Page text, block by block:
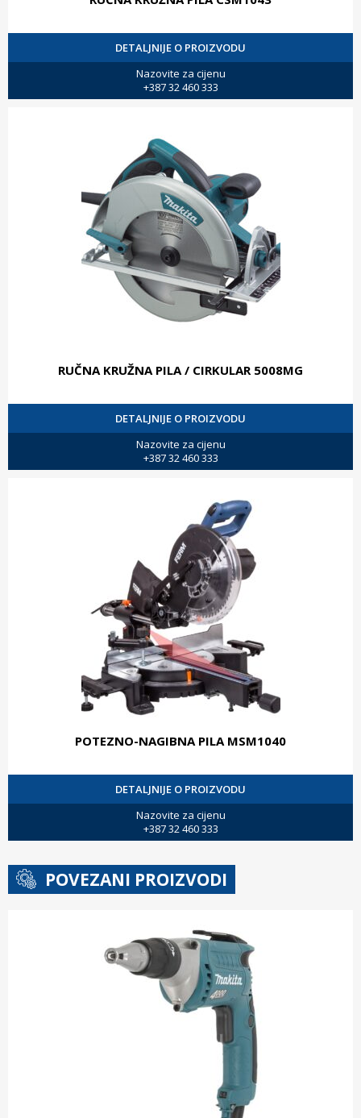
DETALJNIJE O PROIZVODU
Nazovite za cijenu
+387 32 460 333
RUČNA KRUŽNA PILA / CIRKULAR 5008MG
DETALJNIJE O PROIZVODU
Nazovite za cijenu
+387 32 460 333
POTEZNO-NAGIBNA PILA MSM1040
DETALJNIJE O PROIZVODU
Nazovite za cijenu
+387 32 460 333
POVEZANI PROIZVODI